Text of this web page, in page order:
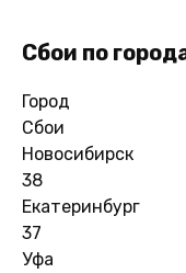
Сбои по
Город
Сбои
Новосибирск
38
Екатеринбург
37
Уфа